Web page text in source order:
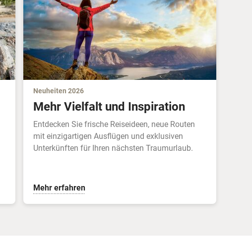
Neuheiten 2026
Mehr Vielfalt und Inspiration
Entdecken Sie frische Reiseideen, neue Routen
mit einzigartigen Ausflügen und exklusiven
Unterkünften für Ihren nächsten Traumurlaub.
Mehr erfahren